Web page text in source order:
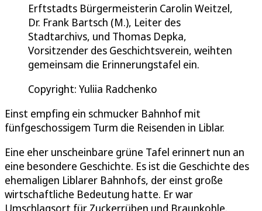
Erftstadts Bürgermeisterin Carolin Weitzel,
Dr. Frank Bartsch (M.), Leiter des
Stadtarchivs, und Thomas Depka,
Vorsitzender des Geschichtsverein, weihten
gemeinsam die Erinnerungstafel ein.
Copyright: Yuliia Radchenko
Einst empfing ein schmucker Bahnhof mit
fünfgeschossigem Turm die Reisenden in Liblar.
Eine eher unscheinbare grüne Tafel erinnert nun an
eine besondere Geschichte. Es ist die Geschichte des
ehemaligen Liblarer Bahnhofs, der einst große
wirtschaftliche Bedeutung hatte. Er war
Umschlagsort für Zuckerrüben und Braunkohle.